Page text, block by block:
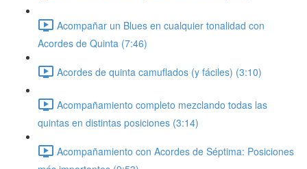
Acompañar un Blues en cualquier tonalidad con
Acordes de Quinta (7:46)
Acordes de quinta camuflados (y fáciles) (3:10)
Acompañamiento completo mezclando todas las
quintas en distintas posiciones (3:14)
Acompañamiento con Acordes de Séptima: Posiciones